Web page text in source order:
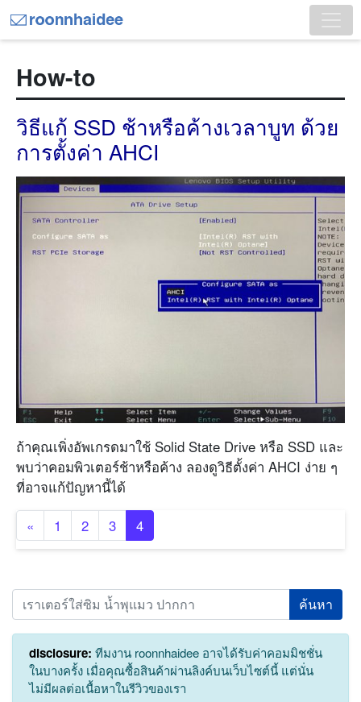
How-to
วิธีแก้ SSD ช้าหรือค้างเวลาบูท ด้วย
การตั้งค่า AHCI
ถ้าคุณเพิ่งอัพเกรดมาใช้ Solid State Drive หรือ SSD และ
พบว่าคอมพิวเตอร์ช้าหรือค้าง ลองดูวิธีตั้งค่า AHCI ง่าย ๆ
ที่อาจแก้ปัญหานี้ได้
«
1 2 3 4
Search
disclosure: ทีมงาน roonnhaidee อาจได้รับค่าคอมมิชชั่น
ในบางครั้ง เมื่อคุณซื้อสินค้าผ่านลิงค์บนเว็บไซต์นี้ แต่นั่น
ไม่มีผลต่อเนื้อหาในรีวิวของเรา